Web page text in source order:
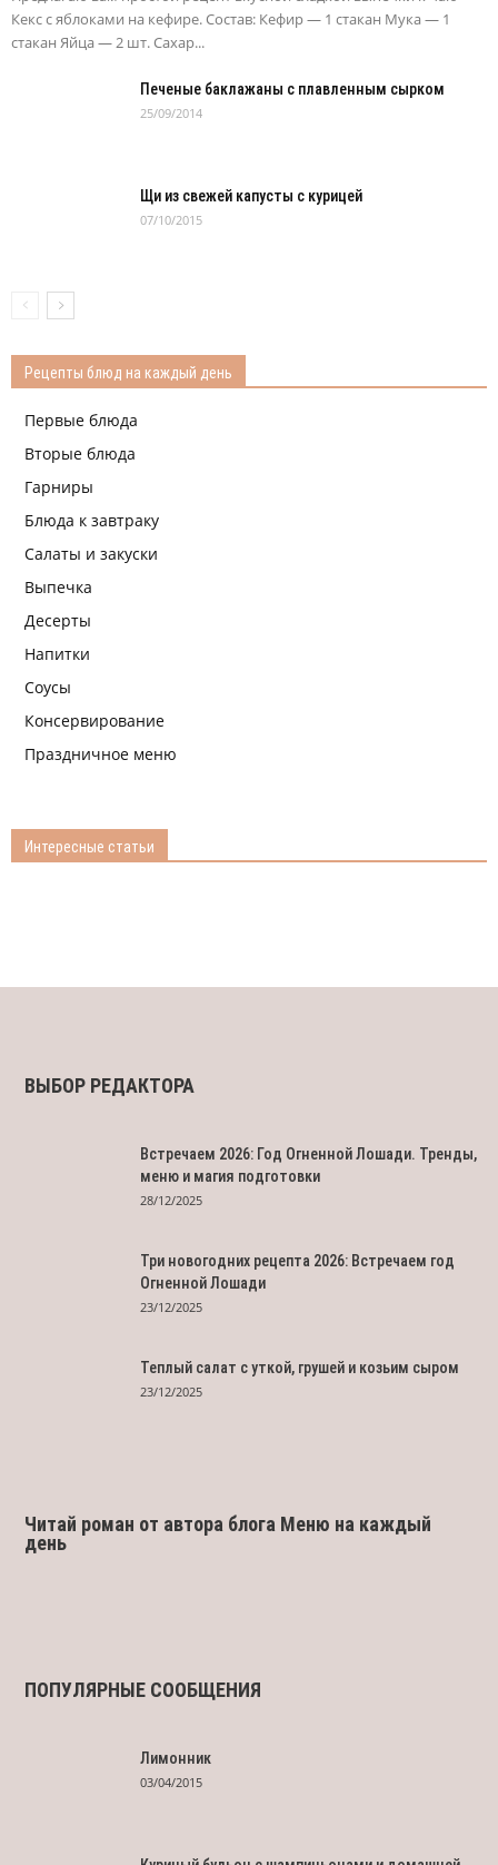
Кекс с яблоками на кефире. Состав: Кефир — 1 стакан Мука — 1
стакан Яйца — 2 шт. Сахар...
Печеные баклажаны с плавленным сырком
25/09/2014
Щи из свежей капусты с курицей
07/10/2015
Рецепты блюд на каждый день
Первые блюда
Вторые блюда
Гарниры
Блюда к завтраку
Салаты и закуски
Выпечка
Десерты
Напитки
Соусы
Консервирование
Праздничное меню
Интересные статьи
ВЫБОР РЕДАКТОРА
Встречаем 2026: Год Огненной Лошади. Тренды,
меню и магия подготовки
28/12/2025
Три новогодних рецепта 2026: Встречаем год
Огненной Лошади
23/12/2025
Теплый салат с уткой, грушей и козьим сыром
23/12/2025
Читай роман от автора блога Меню на каждый
день
ПОПУЛЯРНЫЕ СООБЩЕНИЯ
Лимонник
03/04/2015